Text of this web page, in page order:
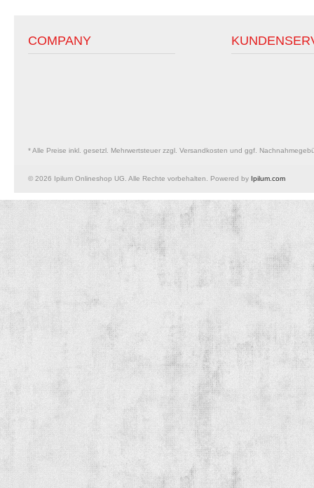
COMPANY
* Alle Preise inkl. gesetzl. Mehrwertsteuer zzgl. Versandkosten und ggf.
© 2026 Ipilum Onlineshop UG. Alle Rechte vorbehalten. Powered by Ipilum.com